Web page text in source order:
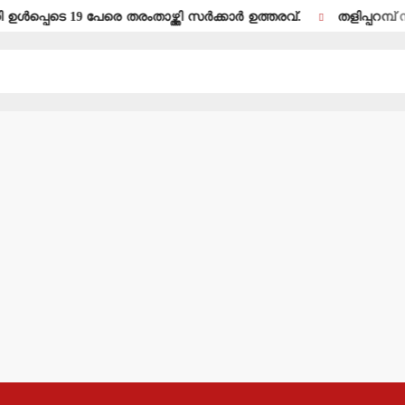
19 പേരെ തരംതാഴ്ത്തി സര്‍ക്കാര്‍ ഉത്തരവ്. തളിപ്പറമ്പ്